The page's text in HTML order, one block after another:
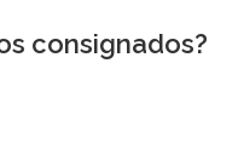
consignados?